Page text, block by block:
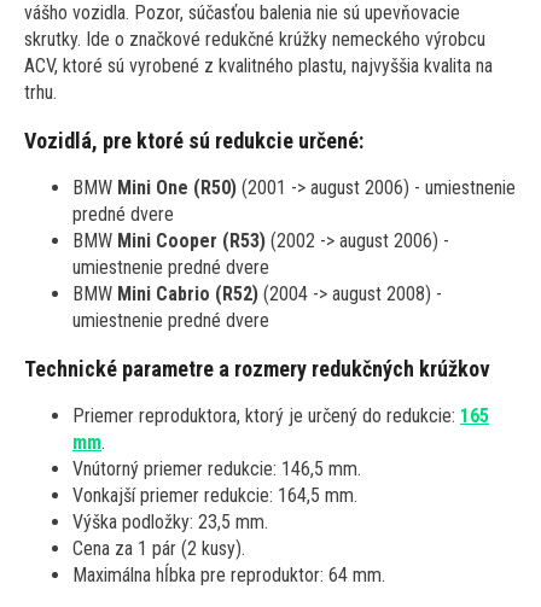
vášho vozidla. Pozor, súčasťou balenia nie sú upevňovacie
skrutky. Ide o značkové redukčné krúžky nemeckého výrobcu
ACV, ktoré sú vyrobené z kvalitného plastu, najvyššia kvalita na
trhu.
Vozidlá, pre ktoré sú redukcie určené:
BMW Mini One (R50) (2001 -> august 2006) - umiestnenie
predné dvere
BMW Mini Cooper (R53) (2002 -> august 2006) -
umiestnenie predné dvere
BMW Mini Cabrio (R52) (2004 -> august 2008) -
umiestnenie predné dvere
Technické parametre a rozmery redukčných krúžkov
Priemer reproduktora, ktorý je určený do redukcie: 165
mm.
Vnútorný priemer redukcie: 146,5 mm.
Vonkajší priemer redukcie: 164,5 mm.
Výška podložky: 23,5 mm.
Cena za 1 pár (2 kusy).
Maximálna hĺbka pre reproduktor: 64 mm.